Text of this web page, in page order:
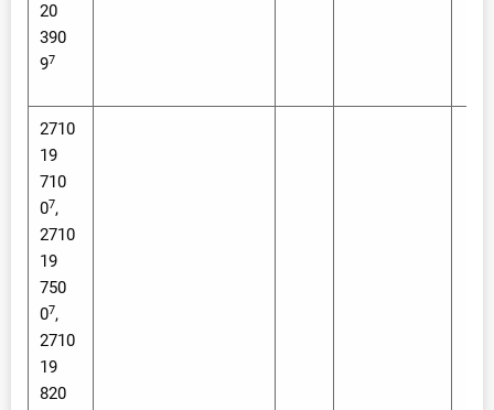
20
390
97
2710
19
710
07,
2710
19
750
07,
2710
19
820